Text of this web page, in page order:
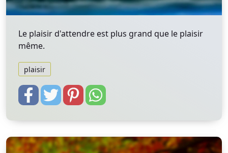
Le plaisir d'attendre est plus grand que le plaisir
même.
plaisir